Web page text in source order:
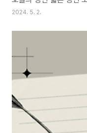
2024. 5. 2.